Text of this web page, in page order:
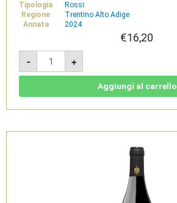
Tipologia
Rossi
Regione
Trentino Alto Adige
Annata
2024
€16,20
-
Merlot
2024
-
Sudtirol
-
Bolzano
+
Aggiungi al carrello